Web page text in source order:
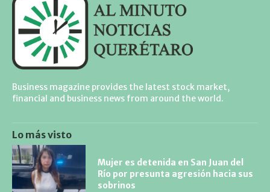
Business magazine provides the latest stock market,
financial and business news from around the world.
Lo más visto
Mujer es detenida en San Juan del
Río por presunta agresión hacia sus
sobrinos